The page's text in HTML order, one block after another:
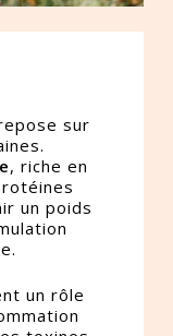
sur
, riche en
un poids
un rôle